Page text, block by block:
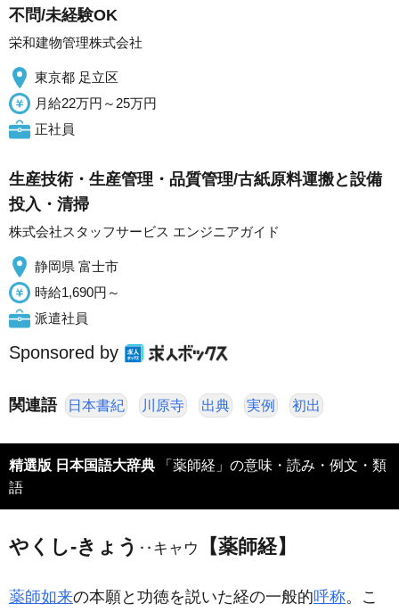
不問/未経験OK
栄和建物管理株式会社
東京都 足立区
月給22万円～25万円
正社員
生産技術・生産管理・品質管理/古紙原料運搬と設備
投入・清掃
株式会社スタッフサービス エンジニアガイド
静岡県 富士市
時給1,690円～
派遣社員
Sponsored by
関連語 日本書紀 川原寺 出典 実例 初出
精選版 日本国語大辞典
語
やくし‐きょう ‥キャウ 【薬師経】
薬師如来の本願と功徳を説いた経の一般的呼称。こ